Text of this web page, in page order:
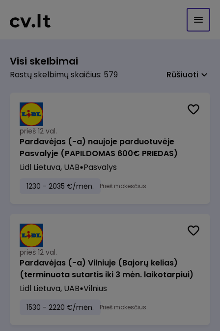
Visi skelbimai
Rastų skelbimų skaičius: 579 Rūšiuoti
prieš 12 val.
Pardavėjas (-a) naujoje parduotuvėje
Pasvalyje (PAPILDOMAS 600€ PRIEDAS)
Lidl Lietuva, UAB Pasvalys
1230 - 2035 €/mėn. Prieš mokesčius
prieš 12 val.
Pardavėjas (-a) Vilniuje (Bajorų kelias)
(terminuota sutartis iki 3 mėn. laikotarpiui)
Lidl Lietuva, UAB Vilnius
1530 - 2220 €/mėn. Prieš mokesčius